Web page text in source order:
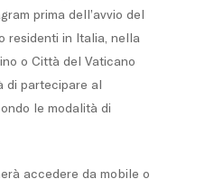
prima dell’avvio del
residenti in Italia, nella
o Città del Vaticano
di partecipare al
le modalità di
accedere da mobile o